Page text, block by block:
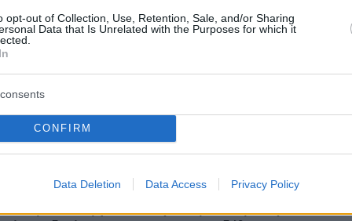
opt-out of Collection, Use, Retention, Sale, and/or Sharing
Data that Is Unrelated with the Purposes for which it
CONFIRM
Data Deletion Data Access Privacy Policy
Ειδήσεις
τη ναυτιλία:
νέες
και
Ισπανίας για
Σαββάτου ο αγώνας της με την
πριν 23 λεπτά
Καρκίνος παχέος εντέρου: Το απλό